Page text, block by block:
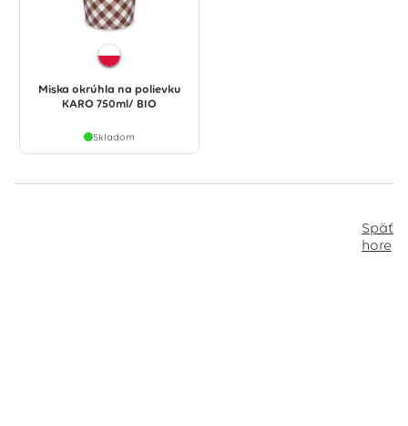
Miska okrúhla na polievku
KARO 750ml/ BIO
Skladom
Späť
hore